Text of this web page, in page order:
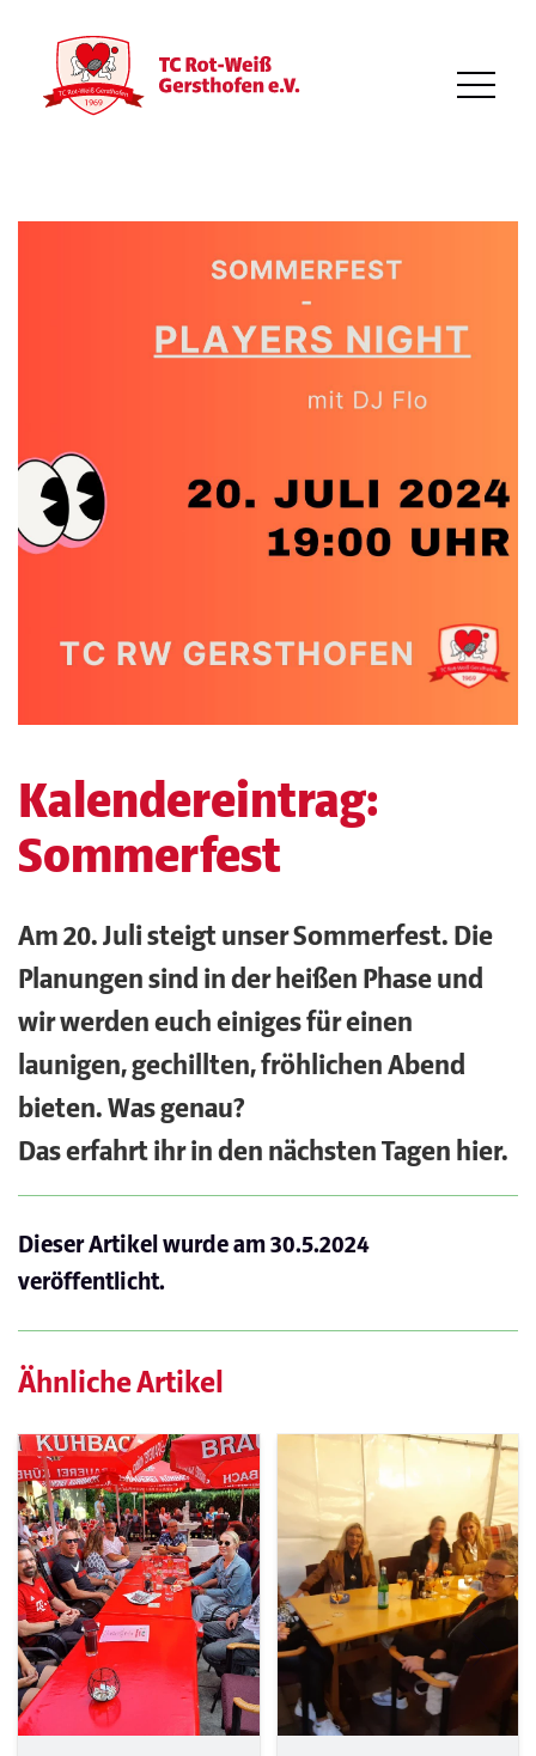
Kalendereintrag:
Sommerfest
Am 20. Juli steigt unser Sommerfest. Die
Planungen sind in der heißen Phase und
wir werden euch einiges für einen
launigen, gechillten, fröhlichen Abend
bieten. Was genau?
Das erfahrt ihr in den nächsten Tagen hier.
Dieser Artikel wurde am30.5.2024
veröffentlicht.
Ähnliche Artikel